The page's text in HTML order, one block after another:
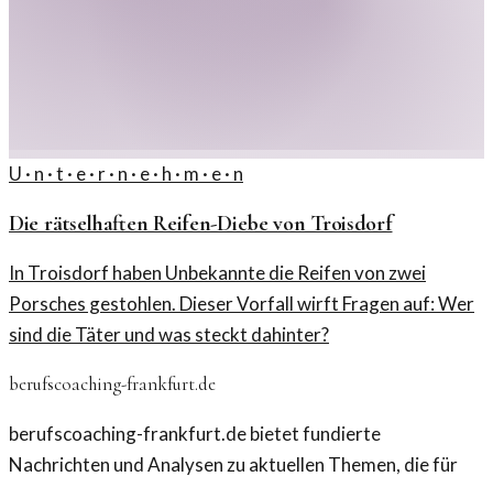
U · n · t · e · r · n · e · h · m · e · n
Die rätselhaften Reifen-Diebe von Troisdorf
In Troisdorf haben Unbekannte die Reifen von zwei
Porsches gestohlen. Dieser Vorfall wirft Fragen auf: Wer
sind die Täter und was steckt dahinter?
berufscoaching-frankfurt.de
berufscoaching-frankfurt.de bietet fundierte
Nachrichten und Analysen zu aktuellen Themen, die für